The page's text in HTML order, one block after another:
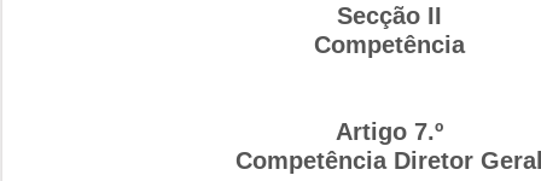
Secção II
Competência
Artigo 7.º
Competência Diretor